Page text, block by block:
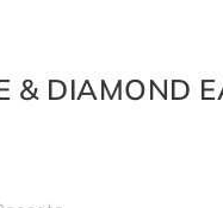
& DIAMOND